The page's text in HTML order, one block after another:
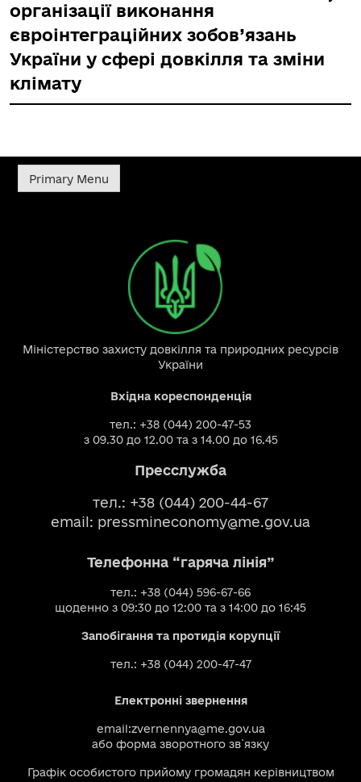
організації виконання
євроінтеграційних зобов’язань
України у сфері довкілля та зміни
клімату
Primary Menu
Міністерство захисту довкілля та природних ресурсів
України
Вхідна кореспонденція
тел.: +38 (044) 200-47-53
з 09.30 до 12.00 та з 14.00 до 16.45
Пресслужба
тел.: +38 (044) 200-44-67
email: pressmineconomy@me.gov.ua
Телефонна “гаряча лінія”
тел.: +38 (044) 596-67-66
щоденно з 09:30 до 12:00 та з 14:00 до 16:45
Запобігання та протидія корупції
тел.: +38 (044) 200-47-47
Електронні звернення
email:zvernennya@me.gov.ua
або форма зворотного зв`язку
Графік особистого прийому громадян керівництвом